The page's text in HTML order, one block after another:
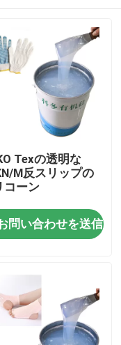
Texの透明な
M反スリップの
コーン
問い合わせを送信